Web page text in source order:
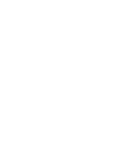
בלתי
המנויים
מקום בעונה
נוספים
משברים,
כיצד
וחוסן גם